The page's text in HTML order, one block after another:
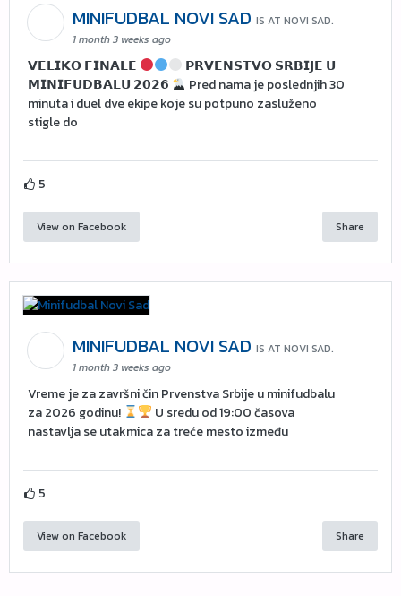
MINIFUDBAL NOVI SAD IS AT NOVI SAD.
1 month 3 weeks ago
𝗩𝗘𝗟𝗜𝗞𝗢 𝗙𝗜𝗡𝗔𝗟𝗘
𝗣𝗥𝗩𝗘𝗡𝗦𝗧𝗩𝗢 𝗦𝗥𝗕𝗜𝗝𝗘 𝗨
𝗠𝗜𝗡𝗜𝗙𝗨𝗗𝗕𝗔𝗟𝗨 𝟮𝟬𝟮𝟲
Pred nama je poslednjih 30
minuta i duel dve ekipe koje su potpuno zasluženo
stigle do
5
View on Facebook Share
MINIFUDBAL NOVI SAD IS AT NOVI SAD.
1 month 3 weeks ago
Vreme je za završni čin Prvenstva Srbije u minifudbalu
za 2026 godinu!
U sredu od 19:00 časova
nastavlja se utakmica za treće mesto između
5
View on Facebook Share